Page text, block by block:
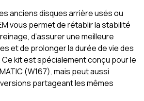
anciens disques arrière usés ou
vous permet de rétablir la stabilité
d’assurer une meilleure
et de prolonger la durée de vie des
kit est spécialement conçu pour le
(W167), mais peut aussi
partageant les mêmes